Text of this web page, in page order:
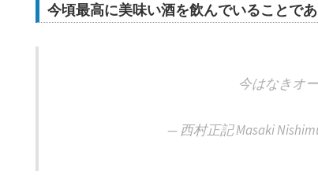
今頃最高に美味い酒を飲んでいることであ
今はなきオ
— 西村正記 Masaki